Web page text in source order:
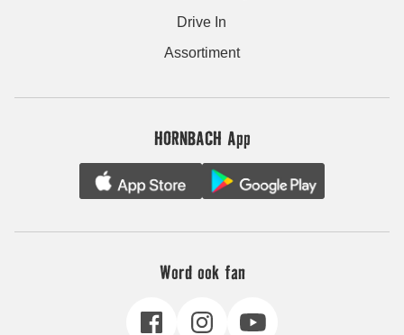
Drive In
Assortiment
HORNBACH App
Word ook fan